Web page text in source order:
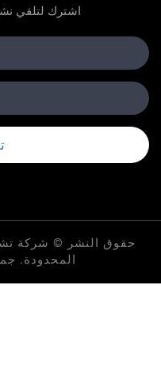
اشترك لتلقي نشرتنا
© شركة تشانغتشو
المحدودة. جميع